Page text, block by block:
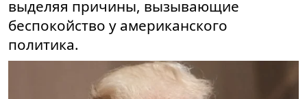
выделяя причины, вызывающие
беспокойство у американского
политика.